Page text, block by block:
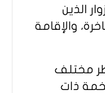
الذين
والإقامة
مختلف
ذات